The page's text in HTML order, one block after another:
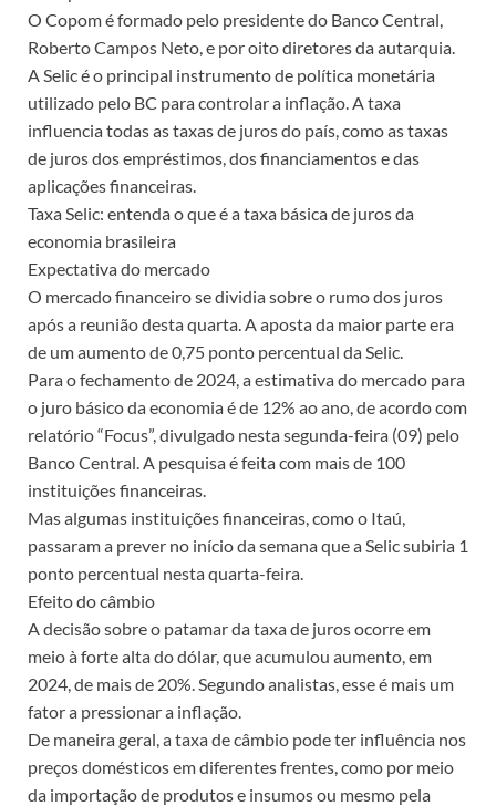
O Copom é formado pelo presidente do Banco Central,
Roberto Campos Neto, e por oito diretores da autarquia.
A Selic é o principal instrumento de política monetária
utilizado pelo BC para controlar a inflação. A taxa
influencia todas as taxas de juros do país, como as taxas
de juros dos empréstimos, dos financiamentos e das
aplicações financeiras.
Taxa Selic: entenda o que é a taxa básica de juros da
economia brasileira
Expectativa do mercado
O mercado financeiro se dividia sobre o rumo dos juros
após a reunião desta quarta. A aposta da maior parte era
de um aumento de 0,75 ponto percentual da Selic.
Para o fechamento de 2024, a estimativa do mercado para
o juro básico da economia é de 12% ao ano, de acordo com
relatório “Focus”, divulgado nesta segunda-feira (09) pelo
Banco Central. A pesquisa é feita com mais de 100
instituições financeiras.
Mas algumas instituições financeiras, como o Itaú,
passaram a prever no início da semana que a Selic subiria 1
ponto percentual nesta quarta-feira.
Efeito do câmbio
A decisão sobre o patamar da taxa de juros ocorre em
meio à forte alta do dólar, que acumulou aumento, em
2024, de mais de 20%. Segundo analistas, esse é mais um
fator a pressionar a inflação.
De maneira geral, a taxa de câmbio pode ter influência nos
preços domésticos em diferentes frentes, como por meio
da importação de produtos e insumos ou mesmo pela